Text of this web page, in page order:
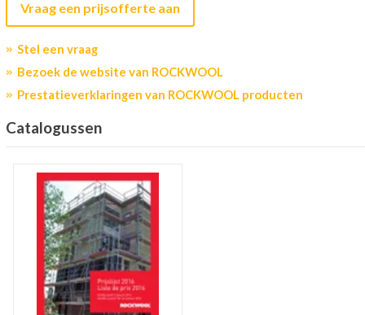
Vraag een prijsofferte aan
Stel een vraag
Bezoek de website van ROCKWOOL
Prestatieverklaringen van ROCKWOOL producten
Catalogussen